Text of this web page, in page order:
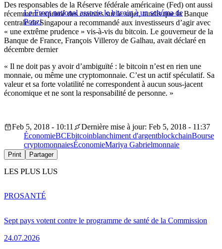
Le Front national associe le bitcoin à un schéma de
Ponzi
Des responsables de la Réserve fédérale américaine (Fed) ont aussi
récemment exprimé des craintes sur le sujet, tandis que la Banque
centrale de Singapour a recommandé aux investisseurs d’agir avec
« une extrême prudence » vis-à-vis du bitcoin. Le gouverneur de la
Banque de France, François Villeroy de Galhau, avait déclaré en
décembre dernier
« Il ne doit pas y avoir d’ambiguïté : le bitcoin n’est en rien une
monnaie‎, ou même une cryptomonnaie. C’est un actif spéculatif. Sa
valeur et sa forte volatilité ne correspondent à aucun sous-jacent
économique et ne sont la responsabilité de personne. »
Feb 5, 2018 - 10:11
Dernière mise à jour: Feb 5, 2018 - 11:37
ÉconomieBCEbitcoinblanchiment d'argentblockchainBourse
cryptomonnaiesÉconomieMariya Gabrielmonnaie
Print Partager
LES PLUS LUS
Sept pays votent contre le programme de santé de la Commission
24.07.2026
PROSANTÉ